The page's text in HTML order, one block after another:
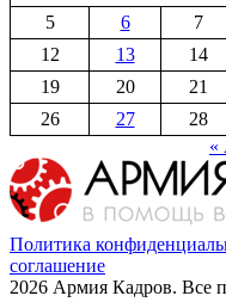
5
6 7
12
13 14
19
20 21
26
27 28
«
Политика
соглашение
2026 Армия Кадров. Все